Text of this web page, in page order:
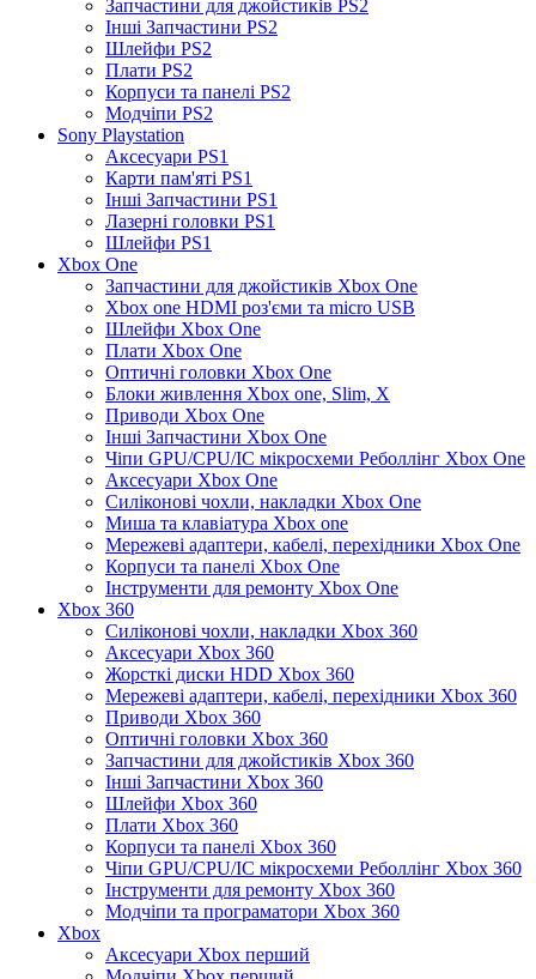
Запчастини для джойстиків PS2
Інші Запчастини PS2
Шлейфи PS2
Плати PS2
Корпуси та панелі PS2
Модчіпи PS2
Sony Playstation
Аксесуари PS1
Карти пам'яті PS1
Інші Запчастини PS1
Лазерні головки PS1
Шлейфи PS1
Xbox One
Запчастини для джойстиків Xbox One
Xbox one HDMI роз'єми та micro USB
Шлейфи Xbox One
Плати Xbox One
Оптичні головки Xbox One
Блоки живлення Xbox one, Slim, X
Приводи Xbox One
Інші Запчастини Xbox One
Чіпи GPU/CPU/IC мікросхеми Реболлінг Xbox One
Аксесуари Xbox One
Силіконові чохли, накладки Xbox One
Миша та клавіатура Xbox one
Мережеві адаптери, кабелі, перехідники Xbox One
Корпуси та панелі Xbox One
Інструменти для ремонту Xbox One
Xbox 360
Силіконові чохли, накладки Xbox 360
Аксесуари Xbox 360
Жорсткі диски HDD Xbox 360
Мережеві адаптери, кабелі, перехідники Xbox 360
Приводи Xbox 360
Оптичні головки Xbox 360
Запчастини для джойстиків Xbox 360
Інші Запчастини Xbox 360
Шлейфи Xbox 360
Плати Xbox 360
Корпуси та панелі Xbox 360
Чіпи GPU/CPU/IC мікросхеми Реболлінг Xbox 360
Інструменти для ремонту Xbox 360
Модчіпи та програматори Xbox 360
Xbox
Аксесуари Xbox перший